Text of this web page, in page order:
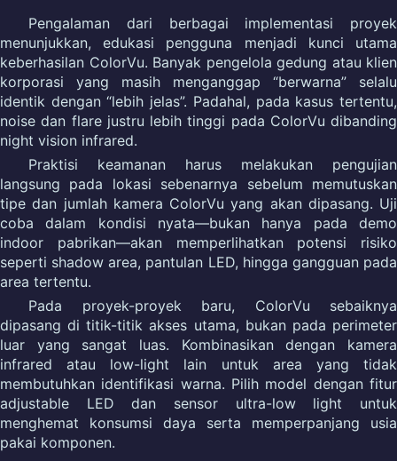
Pengalaman dari berbagai implementasi proyek
menunjukkan, edukasi pengguna menjadi kunci utama
keberhasilan ColorVu. Banyak pengelola gedung atau klien
korporasi yang masih menganggap “berwarna” selalu
identik dengan “lebih jelas”. Padahal, pada kasus tertentu,
noise dan flare justru lebih tinggi pada ColorVu dibanding
night vision infrared.
Praktisi keamanan harus melakukan pengujian
langsung pada lokasi sebenarnya sebelum memutuskan
tipe dan jumlah kamera ColorVu yang akan dipasang. Uji
coba dalam kondisi nyata—bukan hanya pada demo
indoor pabrikan—akan memperlihatkan potensi risiko
seperti shadow area, pantulan LED, hingga gangguan pada
area tertentu.
Pada proyek-proyek baru, ColorVu sebaiknya
dipasang di titik-titik akses utama, bukan pada perimeter
luar yang sangat luas. Kombinasikan dengan kamera
infrared atau low-light lain untuk area yang tidak
membutuhkan identifikasi warna. Pilih model dengan fitur
adjustable LED dan sensor ultra-low light untuk
menghemat konsumsi daya serta memperpanjang usia
pakai komponen.